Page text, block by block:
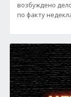
возбуждено
по факту